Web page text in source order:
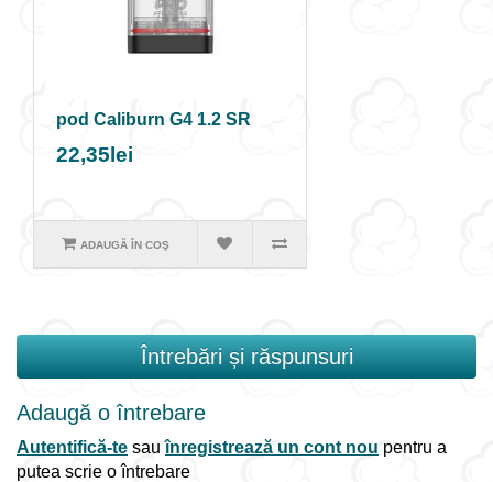
pod Caliburn G4 1.2 SR
22,35lei
ADAUGĂ ÎN COŞ
Întrebări și răspunsuri
Adaugă o întrebare
Autentifică-te sauînregistrează un cont nou pentru a
putea scrie o întrebare